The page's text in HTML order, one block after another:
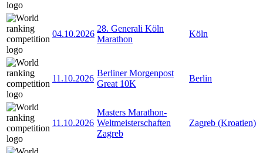
04.10.2026
28. Generali Köln
Marathon
Köln
11.10.2026
Berliner Morgenpost
Great 10K
Berlin
11.10.2026
Masters Marathon-
Weltmeisterschaften
Zagreb
Zagreb (Kroatien)